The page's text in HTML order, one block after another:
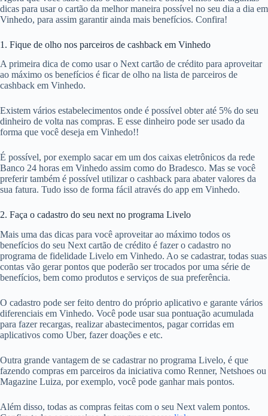
dicas para usar o cartão da melhor maneira possível no seu dia a dia em
Vinhedo, para assim garantir ainda mais benefícios. Confira!
1. Fique de olho nos parceiros de cashback em Vinhedo
A primeira dica de como usar o Next cartão de crédito para aproveitar
ao máximo os benefícios é ficar de olho na lista de parceiros de
cashback em Vinhedo.
Existem vários estabelecimentos onde é possível obter até 5% do seu
dinheiro de volta nas compras. E esse dinheiro pode ser usado da
forma que você deseja em Vinhedo!!
É possível, por exemplo sacar em um dos caixas eletrônicos da rede
Banco 24 horas em Vinhedo assim como do Bradesco. Mas se você
preferir também é possível utilizar o cashback para abater valores da
sua fatura. Tudo isso de forma fácil através do app em Vinhedo.
2. Faça o cadastro do seu next no programa Livelo
Mais uma das dicas para você aproveitar ao máximo todos os
benefícios do seu Next cartão de crédito é fazer o cadastro no
programa de fidelidade Livelo em Vinhedo. Ao se cadastrar, todas suas
contas vão gerar pontos que poderão ser trocados por uma série de
benefícios, bem como produtos e serviços de sua preferência.
O cadastro pode ser feito dentro do próprio aplicativo e garante vários
diferenciais em Vinhedo. Você pode usar sua pontuação acumulada
para fazer recargas, realizar abastecimentos, pagar corridas em
aplicativos como Uber, fazer doações e etc.
Outra grande vantagem de se cadastrar no programa Livelo, é que
fazendo compras em parceiros da iniciativa como Renner, Netshoes ou
Magazine Luiza, por exemplo, você pode ganhar mais pontos.
Além disso, todas as compras feitas com o seu Next valem pontos.